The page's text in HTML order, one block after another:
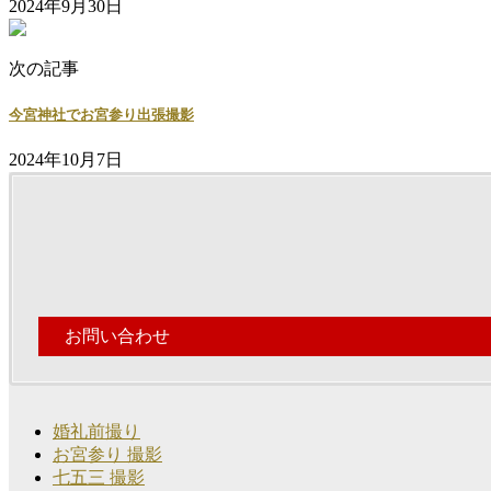
2024年9月30日
次の記事
今宮神社でお宮参り出張撮影
2024年10月7日
お問い合わせ
婚礼前撮り
お宮参り 撮影
七五三 撮影